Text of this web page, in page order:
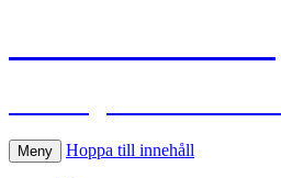
Meny Hoppa till innehåll